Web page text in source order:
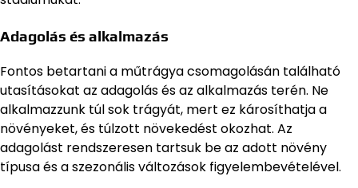
Adagolás és alkalmazás
Fontos betartani a műtrágya csomagolásán található
utasításokat az adagolás és az alkalmazás terén. Ne
alkalmazzunk túl sok trágyát, mert ez károsíthatja a
növényeket, és túlzott növekedést okozhat. Az
adagolást rendszeresen tartsuk be az adott növény
típusa és a szezonális változások figyelembevételével.